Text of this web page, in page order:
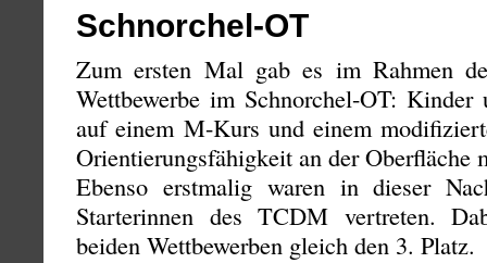
Schnorchel-OT
Zum ersten Mal gab es im Rahmen
Wettbewerbe im Schnorchel-OT: Kinder
auf einem M-Kurs und einem
Orientierungsfähigkeit an der Oberfläche
Ebenso erstmalig waren in dieser
Starterinnen des TCDM vertreten.
beiden Wettbewerben gleich den 3. Platz.